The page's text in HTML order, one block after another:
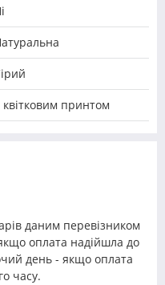
квітковим принтом
даним перевізником
оплата надійшла до
день - якщо оплата
часу.